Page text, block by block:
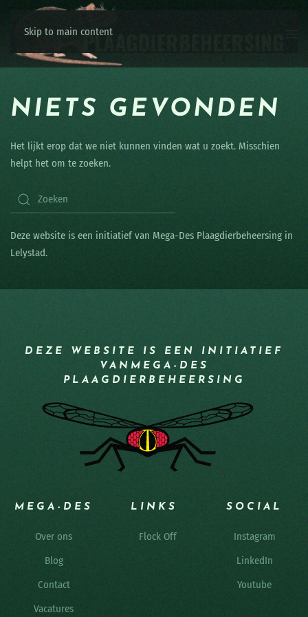
Skip to main content
NIETS GEVONDEN
Het lijkt erop dat we niet kunnen vinden wat u zoekt. Misschien
helpt het om te zoeken.
Deze website is een initiatief van Mega-Des Plaagdierbeheersing in
Lelystad.
DEZE WEBSITE IS EEN INITIATIEF
VAN MEGA-DES
PLAAGDIERBEHEERSING
MEGA-DES
Over ons
Blog
Contact
Vacatures
LINKS
Flock Off
SOCIAL
Instagram
LinkedIn
Youtube